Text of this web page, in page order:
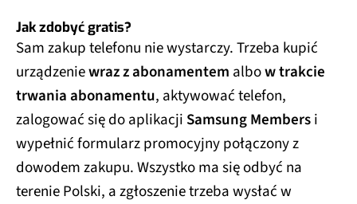
Jak zdobyć gratis?
Sam zakup telefonu nie wystarczy. Trzeba kupić
urządzeniewraz z abonamentem albow trakcie
trwania abonamentu, aktywować telefon,
zalogować się do aplikacji Samsung Membersi
wypełnić formularz promocyjny połączony z
dowodem zakupu. Wszystko ma się odbyć na
terenie Polski, a zgłoszenie trzeba wysłać w